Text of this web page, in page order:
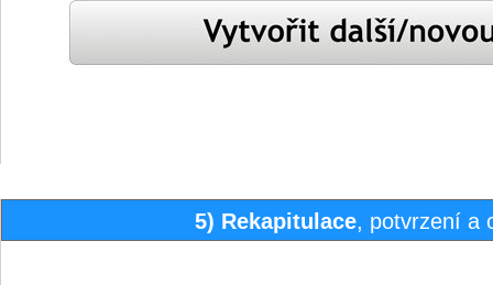
5) Rekapitulace, potvrzení a